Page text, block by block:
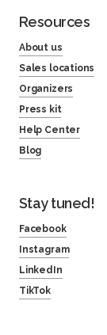
Resources
About us
Sales locations
Organizers
Press kit
Help Center
Blog
Stay tuned!
Facebook
Instagram
LinkedIn
TikTok